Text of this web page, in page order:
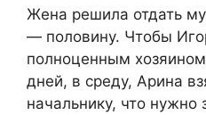
Жена решила отдать
— половину. Чтобы
полноценным
дней, в среду, Арина
начальнику, что нужно